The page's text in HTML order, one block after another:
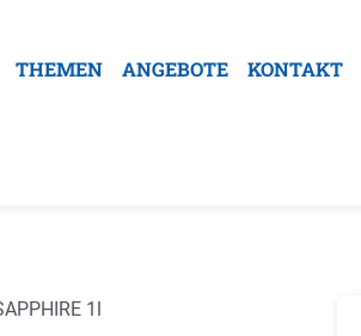
THEMEN ANGEBOTE KONTAKT